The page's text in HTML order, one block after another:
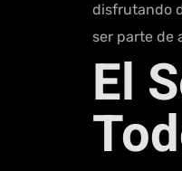
disfrutando
ser parte de
El